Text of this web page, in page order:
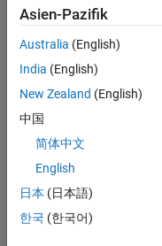
BEITRÄGE L
0
1
Asien-Pazifik
Australia (English)
India (English)
New Zealand (English)
中国
简体中文
English
日本 (日本語)
한국 (한국어)